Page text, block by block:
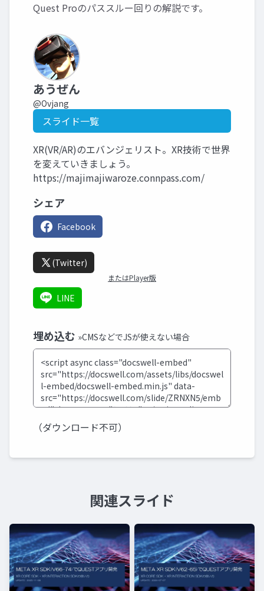
Quest Proのパススルー回りの解説です。
あうぜん
@Ovjang
スライド一覧
XR(VR/AR)のエバンジェリスト。XR技術で世界
を変えていきましょう。
https://majimajiwaroze.connpass.com/
シェア
Facebook
(Twitter)
またはPlayer版
LINE
埋め込む »CMSなどでJSが使えない場合
（ダウンロード不可）
関連スライド